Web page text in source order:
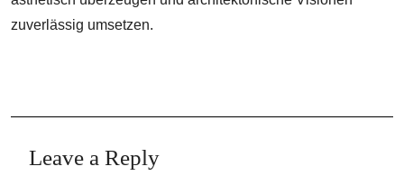
zuverlässig umsetzen.
Leave a Reply